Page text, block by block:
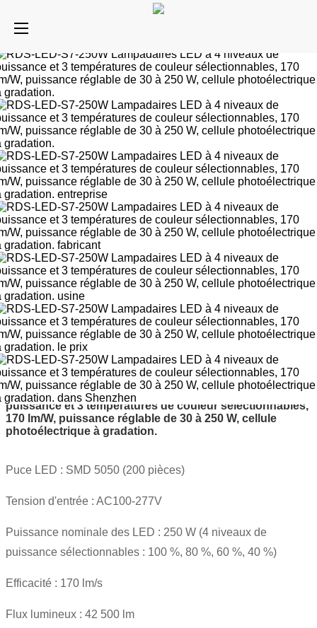
RDS-LED-S7-250W Lampadaires LED à 4 niveaux de
puissance et 3 températures de couleur sélectionnables,
170 lm/W, puissance réglable de 30 à 250 W, cellule
photoélectrique à gradation.
Puce LED : SMD 5050 (200 pièces)
Tension d'entrée : AC100-277V
Puissance nominale des LED : 250 W (4 niveaux de
puissance sélectionnables : 100 %, 80 %, 60 %, 40 %)
Efficacité : 170 lm/s
Flux lumineux : 42 500 lm